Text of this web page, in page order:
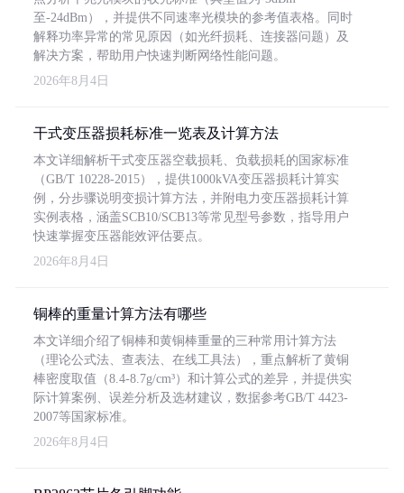
至-24dBm），并提供不同速率光模块的参考值表格。同时
解释功率异常的常见原因（如光纤损耗、连接器问题）及
解决方案，帮助用户快速判断网络性能问题。
2026年8月4日
干式变压器损耗标准一览表及计算方法
本文详细解析干式变压器空载损耗、负载损耗的国家标准
（GB/T 10228-2015），提供1000kVA变压器损耗计算实
例，分步骤说明变损计算方法，并附电力变压器损耗计算
实例表格，涵盖SCB10/SCB13等常见型号参数，指导用户
快速掌握变压器能效评估要点。
2026年8月4日
铜棒的重量计算方法有哪些
本文详细介绍了铜棒和黄铜棒重量的三种常用计算方法
（理论公式法、查表法、在线工具法），重点解析了黄铜
棒密度取值（8.4-8.7g/cm³）和计算公式的差异，并提供实
际计算案例、误差分析及选材建议，数据参考GB/T 4423-
2007等国家标准。
2026年8月4日